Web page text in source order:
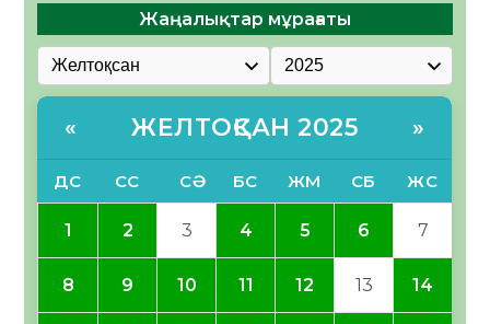
Жаңалықтар мұрағаты
« ЖЕЛТОҚСАН 2025 »
ДС СС СӘ БС ЖМ СБ ЖС
1 2 3 4 5 6 7
8 9 10 11 12 13 14